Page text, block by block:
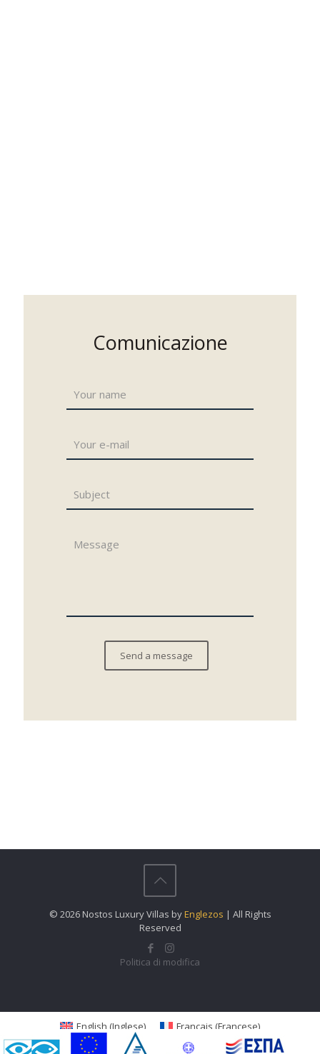
Comunicazione
© 2026 Nostos Luxury Villas byEnglezos | All Rights
Reserved
Politica di modifica
English (Inglese) Français (Francese)
Ελληνικά( Italiano